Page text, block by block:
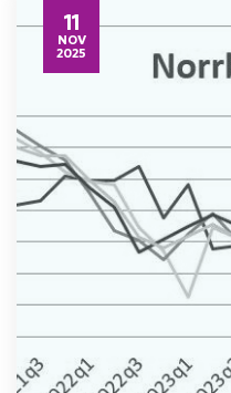
11
NOV
2025